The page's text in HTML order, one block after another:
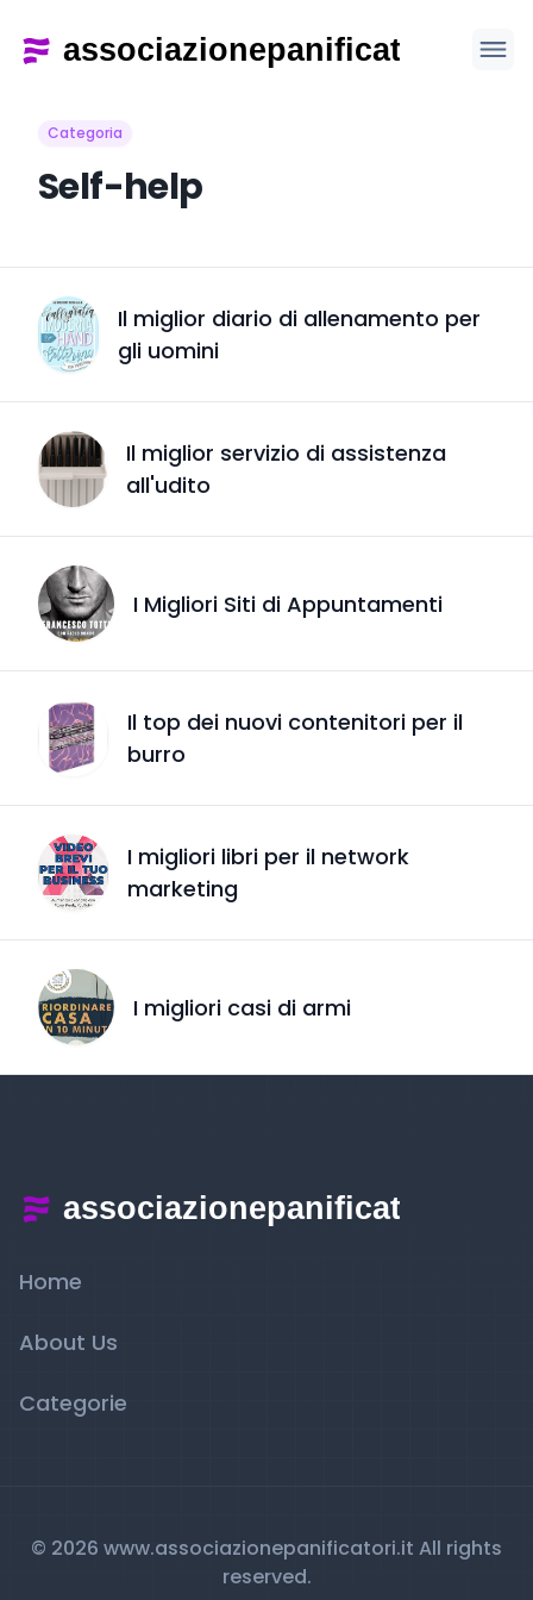
Categoria
Self-help
Il miglior diario di allenamento per
gli uomini
Il miglior servizio di assistenza
all'udito
I Migliori Siti di Appuntamenti
Il top dei nuovi contenitori per il
burro
I migliori libri per il network
marketing
I migliori casi di armi
Home
About Us
Categorie
© 2026 www.associazionepanificatori.it All rights
reserved.